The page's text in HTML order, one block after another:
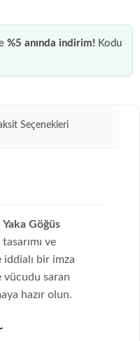
%5 anında indirim! Kodu
Seçenekleri
Yaka Göğüs
ve
bir imza
vücudu saran
hazır olun.